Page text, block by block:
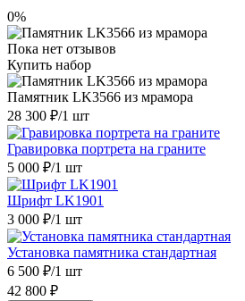
0%
Пока нет отзывов
Купить набор
Памятник LK3566 из мрамора
28 300 ₽/1 шт
Гравировка портрета на граните
5 000 ₽/1 шт
Шрифт LK1901
3 000 ₽/1 шт
Установка памятника стандартная
6 500 ₽/1 шт
42 800 ₽